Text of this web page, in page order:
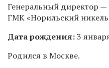
Генеральный директор —
ГМК «Норильский
Дата рождения:3
Родился в Москве.